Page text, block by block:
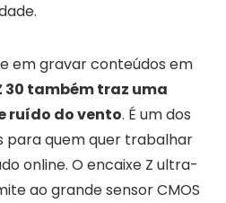
em gravar conteúdos em
30 também traz uma
ruído do vento. É um dos
para quem quer trabalhar
online. O encaixe Z ultra-
ao grande sensor CMOS